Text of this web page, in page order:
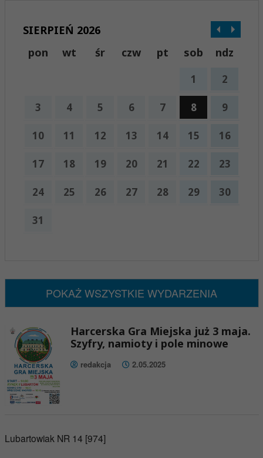
SIERPIEŃ 2026
pon
wt śr czw pt sob ndz
1 2
3 4 5 6 7 8 9
10 11 12 13 14 15 16
17 18 19 20 21 22 23
24 25 26 27 28 29 30
31
POKAŻ WSZYSTKIE WYDARZENIA
Harcerska Gra Miejska już 3 maja.
Szyfry, namioty i pole minowe
redakcja 2.05.2025
Lubartowiak NR 14 [974]